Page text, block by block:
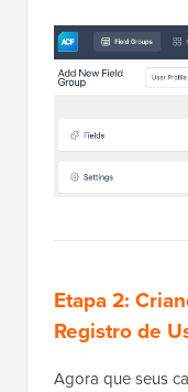
Etapa 2:
Registro de
Agora que seus